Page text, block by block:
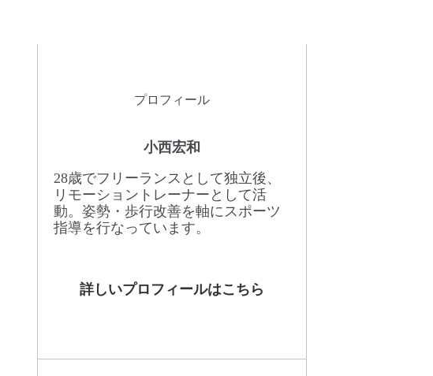
プロフィール
小西宏和
28歳でフリーランスとして独立後、
リモーショントレーナーとして活
動。姿勢・歩行改善を軸にスポーツ
指導を行なっています。
詳しいプロフィールはこちら